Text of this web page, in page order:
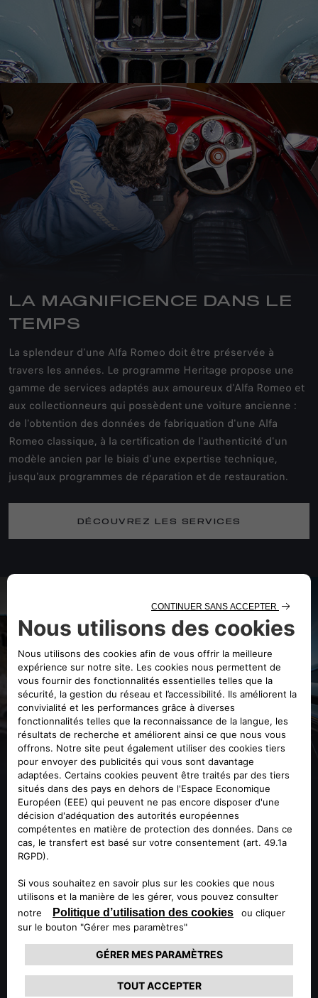
LA MAGNIFICENCE DANS LE
TEMPS
La splendeur d'une Alfa Romeo doit être préservée à
travers les années. Le programme Heritage propose une
gamme de services adaptés aux amoureux d'Alfa Romeo et
aux collectionneurs qui possèdent une voiture ancienne :
de l'obtention des données de fabriquation d'une Alfa
Romeo classique, à la certification de l'authenticité d'un
modèle ancien par le biais d'une expertise technique,
jusqu'aux programmes de réparation et de restauration.
DÉCOUVREZ LES SERVICES
CERTIFICAT D'ORIGINE
Découvrez l'histoire de votre Alfa Romeo en demandant
son certificat d'origine aux archives historiques. Grâce à ce
service Heritage, il vous suffit de communiquer le numéro
de châssis pour connaître tous les secrets et les détails de
votre véhicule : année de production, configuration
complète d'origine, numéro de série du moteur, détails
extérieurs et intérieurs d'origine. Le meilleur moyen de
découvrir la véritable valeur de votre Alfa Romeo classique.